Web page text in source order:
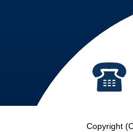
Copyright